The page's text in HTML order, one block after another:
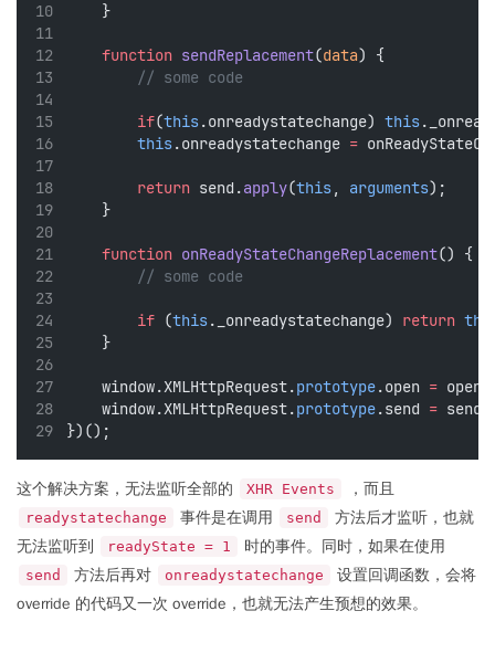
    }
function sendReplacement(data) {
// some code
if(this.onreadystatechange) this
this.onreadystatechange =
return send.apply(this, arguments);
    }
function onReadyStateChangeReplacement() {
// some code
if (this._onreadystatechange) return
    }
    window.XMLHttpRequest.
prototype.open =
    window.XMLHttpRequest.
prototype.send =
})();
这个解决方案，无法监听全部的 XHR Events ，而且
readystatechange 事件是在调用 send
方法后才监听，也就
无法监听到
readyState = 1 时的事件。同时，如果在使用
send 方法后再对 onreadystatechange
设置回调函数，会将
override 的代码又一次 override，也就无法产生预想的效果。